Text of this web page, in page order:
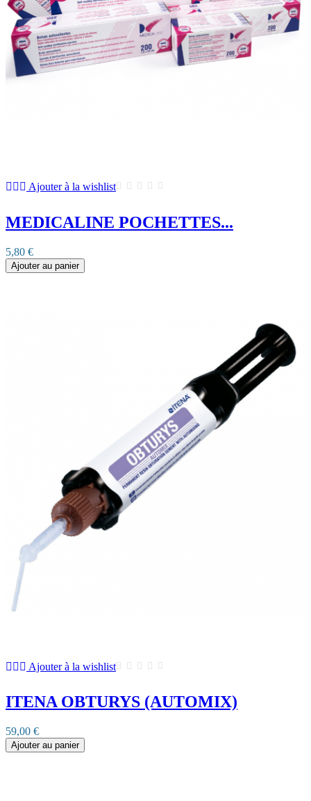
Ajouter à la wishlist
MEDICALINE POCHETTES...
5,80 €
Ajouter au panier
Ajouter à la wishlist
ITENA OBTURYS (AUTOMIX)
59,00 €
Ajouter au panier